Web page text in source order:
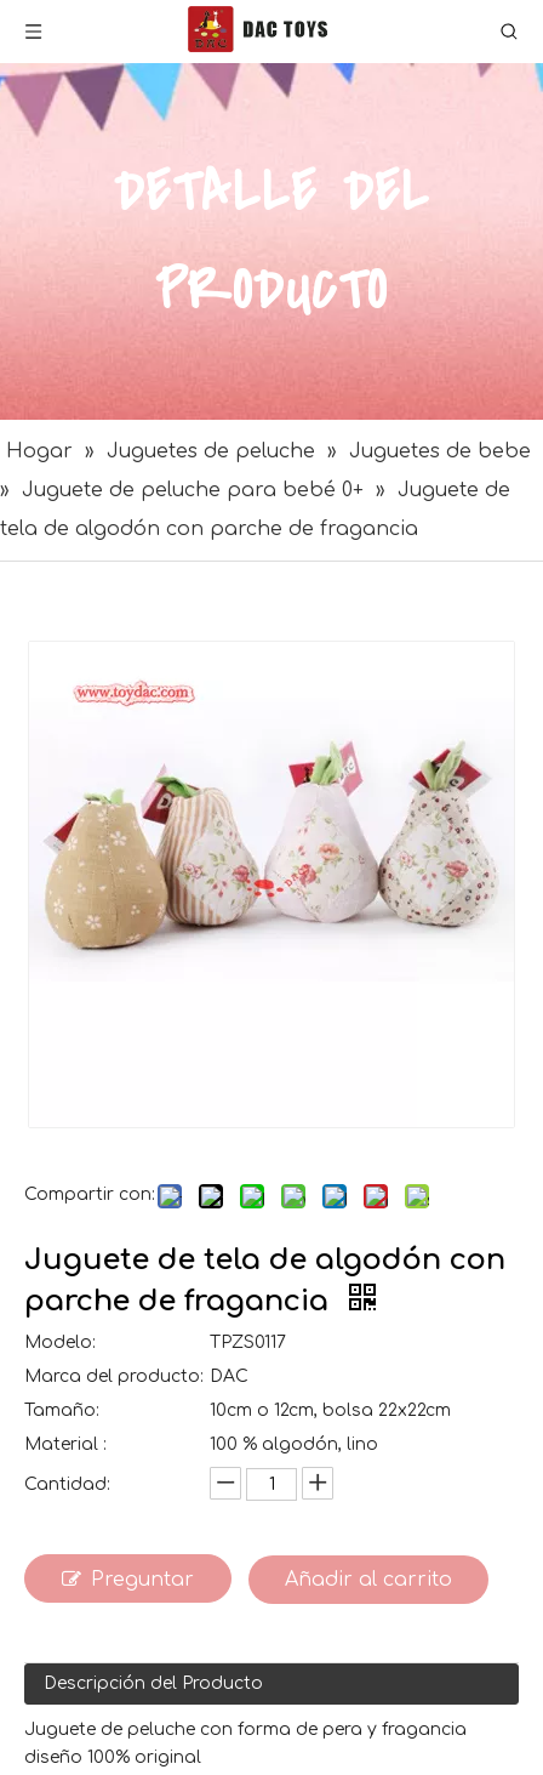
DETALLE DEL
PRODUCTO
Hogar » Juguetes de peluche »
Juguetes de bebe
»
Juguete de peluche para bebé 0+ »
Juguete de
tela de algodón con parche de fragancia
Compartir con:
Juguete de tela de algodón con
parche de fragancia
Modelo:
TPZS0117
Marca del producto: DAC
Tamaño:
10cm o 12cm, bolsa 22x22cm
Material :
100 % algodón, lino
Cantidad:
Preguntar Añadir al carrito
Descripción del Producto
Juguete de peluche con forma de pera y fragancia
diseño 100% original